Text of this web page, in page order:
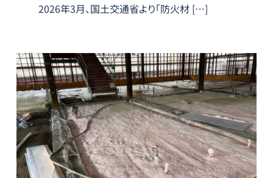
2026年3月、国土交通省より「防火材 […]